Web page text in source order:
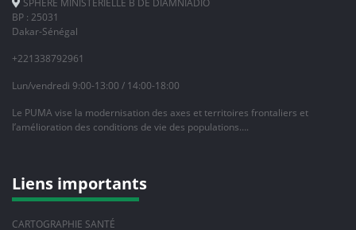
SPHERE MINISTERIELLE B DE DIAMNIADIO
BP : 25031
Dakar-Sénégal
+221338792961
Lun/vendredi 9:00-13:00 / 14:00-18:00
Le PUMA vise la modernisation des axes et territoires frontaliers et
l’amélioration des conditions de vie des populations….
Liens importants
CARTOGRAPHIE SANTÉ